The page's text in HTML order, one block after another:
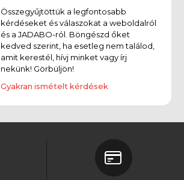
Összegyűjtöttük a legfontosabb
kérdéseket és válaszokat a weboldalról
és a JADABO-ról. Böngészd őket
kedved szerint, ha esetleg nem találod,
amit kerestél, hívj minket vagy írj
nekünk! Görbüljön!
Gyakran ismételt kérdések